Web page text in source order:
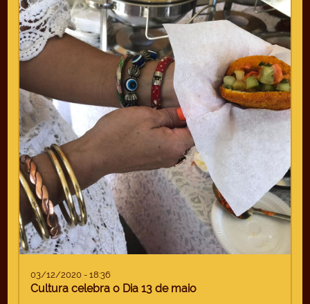
03/12/2020 - 18:36
Cultura celebra o Dia 13 de maio